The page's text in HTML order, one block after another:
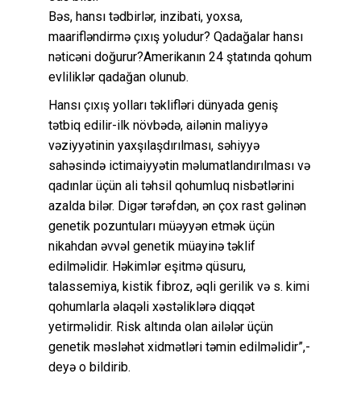
Bəs, hansı tədbirlər, inzibati, yoxsa,
maarifləndirmə çıxış yoludur? Qadağalar hansı
nəticəni doğurur?Amerikanın 24 ştatında qohum
evliliklər qadağan olunub.
Hansı çıxış yolları təklifləri dünyada geniş
tətbiq edilir-ilk növbədə, ailənin maliyyə
vəziyyətinin yaxşılaşdırılması, səhiyyə
sahəsində ictimaiyyətin məlumatlandırılması və
qadınlar üçün ali təhsil qohumluq nisbətlərini
azalda bilər. Digər tərəfdən, ən çox rast gəlinən
genetik pozuntuları müəyyən etmək üçün
nikahdan əvvəl genetik müayinə təklif
edilməlidir. Həkimlər eşitmə qüsuru,
talassemiya, kistik fibroz, əqli gerilik və s. kimi
qohumlarla əlaqəli xəstəliklərə diqqət
yetirməlidir. Risk altında olan ailələr üçün
genetik məsləhət xidmətləri təmin edilməlidir”,-
deyə o bildirib.